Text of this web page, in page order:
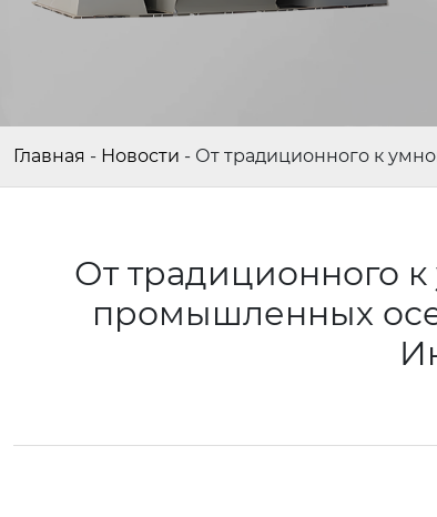
Главная - Новости - От традиционного к
От традиционного
промышленных